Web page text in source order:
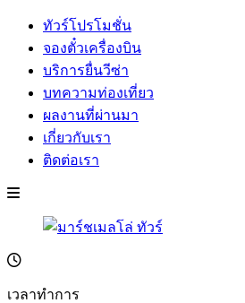
ทัวร์โปรโมชั่น
จองตั๋วเครื่องบิน
บริการยื่นวีซ่า
บทความท่องเที่ยว
ผลงานที่ผ่านมา
เกี่ยวกับเรา
ติดต่อเรา
เวลาทำการ